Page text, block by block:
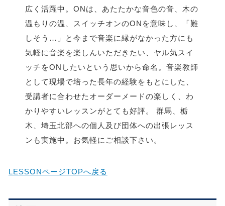
広く活躍中。ONは、あたたかな音色の音、木の
温もりの温、スイッチオンのONを意味し、「難
しそう…」と今まで音楽に縁がなかった方にも
気軽に音楽を楽しんいただきたい、ヤル気スイ
ッチをONしたいという思いから命名。音楽教師
として現場で培った長年の経験をもとにした、
受講者に合わせたオーダーメードの楽しく、わ
かりやすいレッスンがとても好評。 群馬、栃
木、埼玉北部への個人及び団体への出張レッス
ンも実施中。お気軽にご相談下さい。
LESSONページTOPへ戻る